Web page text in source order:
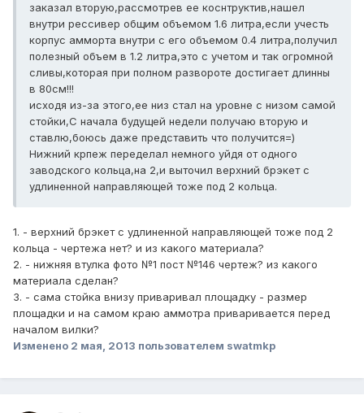
заказал вторую,рассмотрев ее коснтруктив,нашел
внутри рессивер общим объемом 1.6 литра,если учесть
корпус амморта внутри с его объемом 0.4 литра,получил
полезный объем в 1.2 литра,это с учетом и так огромной
сливы,которая при полном развороте достигает длинны
в 80см!!!
исходя из-за этого,ее низ стал на уровне с низом самой
стойки,С начала будущей недели получаю вторую и
ставлю,боюсь даже представить что получится=)
Нижний крпеж переделал немного уйдя от одного
заводского кольца,на 2,и выточил верхний брэкет с
удлиненной направляющей тоже под 2 кольца.
1. - верхний брэкет с удлиненной направляющей тоже под 2
кольца - чертежа нет? и из какого материала?
2. - нижняя втулка фото №1 пост №146 чертеж? из какого
материала сделан?
3. - сама стойка внизу приваривал площадку - размер
площадки и на самом краю аммотра приваривается перед
началом вилки?
Изменено 2 мая, 2013 пользователем swatmkp